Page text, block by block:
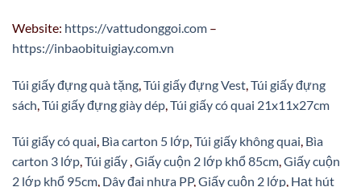
Website: https://vattudonggoi.com –
https://inbaobituigiay.com.vn
Túi giấy đựng quà tặng Túi giấy đựng Vest Túi giấy đựng
sách Túi giấy đựng giày dép Túi giấy có quai 21x11x27cm
Túi giấy có quai, Bìa carton 5 lớp,Túi giấy không quai, Bìa
carton 3 lớp,Túi giấy ,Giấy cuộn 2 lớp khổ 85cm,Giấy cuộn
2 lớp khổ 95cm, Dây đai nhựa PP,Giấy cuộn 2 lớp, Hạt hút